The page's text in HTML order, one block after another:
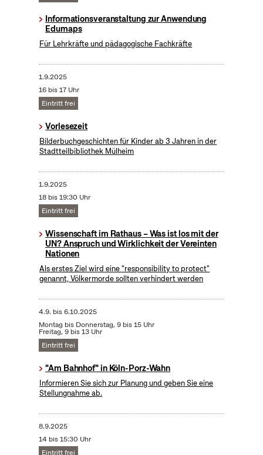
Informationsveranstaltung zur Anwendung
Edumaps
Für Lehrkräfte und pädagogische Fachkräfte
1.9.2025
16 bis 17 Uhr
Eintritt frei
Vorlesezeit
Bilderbuchgeschichten für Kinder ab 3 Jahren in der
Stadtteilbibliothek Mülheim
1.9.2025
18 bis 19:30 Uhr
Eintritt frei
Wissenschaft im Rathaus – Was ist los mit der
UN? Anspruch und Wirklichkeit der Vereinten
Nationen
Als erstes Ziel wird eine "responsibility to protect"
genannt, Völkermorde sollten verhindert werden
4.9. bis6.10.2025
Montag bis Donnerstag, 9 bis 15 Uhr
Freitag, 9 bis 13 Uhr
Eintritt frei
"Am Bahnhof" in Köln-Porz-Wahn
Informieren Sie sich zur Planung und geben Sie eine
Stellungnahme ab.
8.9.2025
14 bis 15:30 Uhr
Eintritt frei